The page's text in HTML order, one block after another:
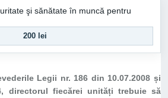
şi sănătate în muncă pentru
200 lei
Legii nr. 186 din 10.07.2008 și
directorul fiecărei unități trebuie să